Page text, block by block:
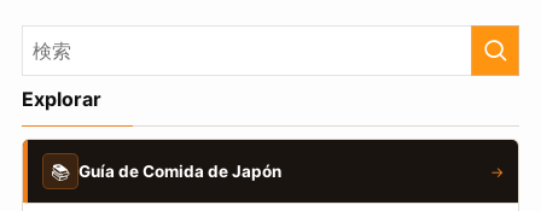
Explorar
📚 Guía de Comida de Japón →